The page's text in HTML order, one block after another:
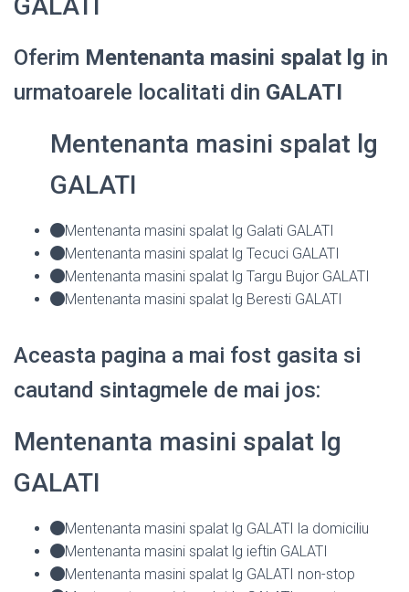
Oferim Mentenanta masini spalat lg in
urmatoarele localitati din GALATI
Mentenanta masini spalat lg
GALATI
Mentenanta masini spalat lg Galati GALATI
Mentenanta masini spalat lg Tecuci GALATI
Mentenanta masini spalat lg Targu Bujor GALATI
Mentenanta masini spalat lg Beresti GALATI
Aceasta pagina a mai fost gasita si
cautand sintagmele de mai jos:
Mentenanta masini spalat lg
GALATI
Mentenanta masini spalat lg GALATI la domiciliu
Mentenanta masini spalat lg ieftin GALATI
Mentenanta masini spalat lg GALATI non-stop